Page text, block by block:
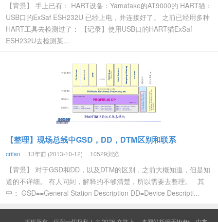
【背景】 手上已有： HART设备：Yamatake的AT9000的 HART猫：
USB口的ExSaf ESH232U 已经上电，并连接好了。 之前已经用多种
HART工具去检测过了： 【记录】使用USB口的HART猫ExSaf
ESH232U去检测某...
【整理】现场总线中GSD，DD，DTM区别和联系
crifan 13年前 (2013-10-12) 10529浏览
【背景】 对于GSD和DD，以及DTM的区别，之前大概知道，但是知
道的不详细。 有人问到，解释的不够清楚，所以需要去整理。 其
中： GSD==General Station Description DD=Device Descripti...